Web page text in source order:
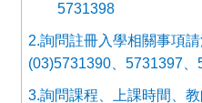
5731398
2.詢問註冊入學相關事項請
(03)5731390、5731397、
3.詢問課程、上課時間、